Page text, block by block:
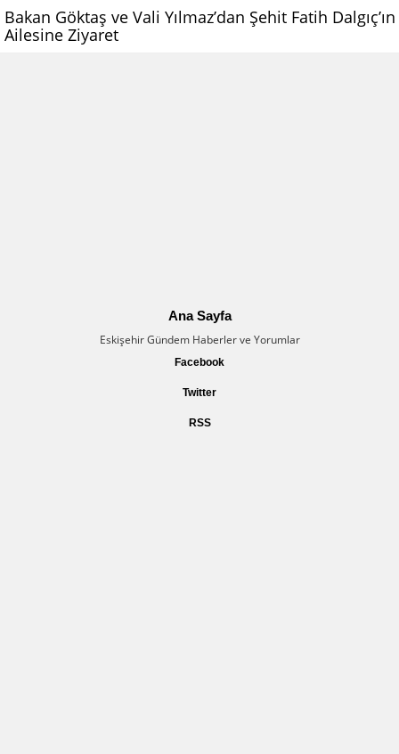
Bakan Göktaş ve Vali Yılmaz’dan Şehit Fatih Dalgıç’ın
Ailesine Ziyaret
Ana Sayfa
Eskişehir Gündem Haberler ve Yorumlar
Facebook
Twitter
RSS